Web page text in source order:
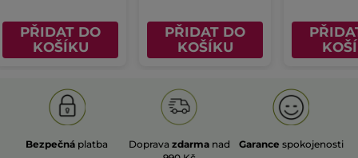
PŘIDAT DO
KOŠÍKU
PŘIDAT DO
KOŠÍKU
Bezpečná platba Doprava zdarma nad
Garance spokojenosti